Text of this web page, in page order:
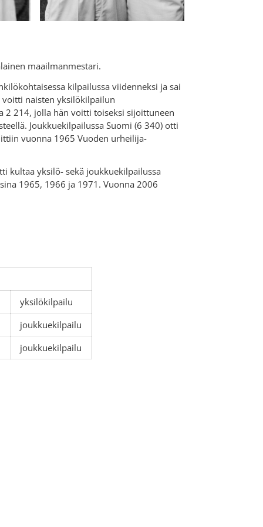
maailmanmestari.
kilpailussa viidenneksi ja sai
naisten yksilökilpailun
2 214, jolla hän voitti toiseksi sijoittuneen
Joukkuekilpailussa Suomi (6 340) otti
vuonna 1965 Vuoden urheilija-
kultaa yksilö- sekä joukkuekilpailussa
1965, 1966 ja 1971. Vuonna 2006
yksilökilpailu
joukkuekilpailu
joukkuekilpailu